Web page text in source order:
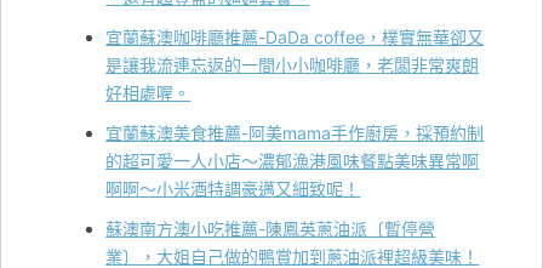
宜蘭蘇澳咖啡廳推薦-DaDa coffee，樸實無華卻又
是讓我流連忘返的一間小小咖啡廳，老闆非常爽朗
好相處喔。
宜蘭蘇澳美食推薦-阿美mama手作廚房，採預約制
的超可愛一人小店～濃郁漁港風味餐點美味異常啊
啊啊～小米酒特調豪邁又細致呢！
蘇澳南方澳小吃推薦-陳鳳英蔥油派〔暫停營
業〕，大姐自己做的鴨賞加到蔥油派裡超級美味！